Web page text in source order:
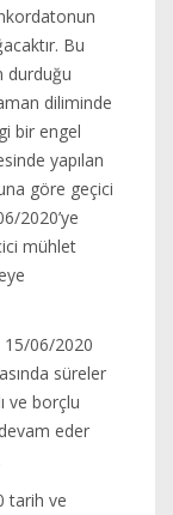
Bu
durduğu
diliminde
bir engel
yapılan
göre geçici
2020’ye
mühlet
06/2020
süreler
ve borçlu
eder
tarih ve